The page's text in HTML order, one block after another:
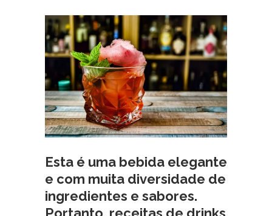
Esta é uma bebida elegante
e com muita diversidade de
ingredientes e sabores.
Portanto, receitas de drinks